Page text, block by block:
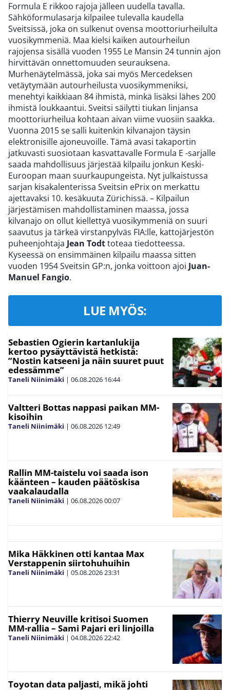
Formula E rikkoo rajoja jälleen uudella tavalla.
Sähköformulasarja kilpailee tulevalla kaudella
Sveitsissä, joka on sulkenut ovensa moottoriurheilulta
vuosikymmeniä. Maa kielsi kaiken autourheilun
rajojensa sisällä vuoden 1955 Le Mansin 24 tunnin ajon
hirvittävän onnettomuuden seurauksena.
Murhenäytelmässä, joka sai myös Mercedeksen
vetäytymään autourheilusta vuosikymmeniksi,
menehtyi kaikkiaan 84 ihmistä, minkä lisäksi lähes 200
ihmistä loukkaantui. Sveitsi säilytti tiukan linjansa
moottoriurheilua kohtaan aivan viime vuosiin saakka.
Vuonna 2015 se salli kuitenkin kilvanajon täysin
elektronisille ajoneuvoille. Tämä avasi takaportin
jatkuvasti suosiotaan kasvattavalle Formula E -sarjalle
saada mahdollisuus järjestää kilpailu jonkun Keski-
Euroopan maan suurkaupungeista. Nyt julkaistussa
sarjan kisakalenterissa Sveitsin ePrix on merkattu
ajettavaksi 10. kesäkuuta Zürichissä. – Kilpailun
järjestämisen mahdollistaminen maassa, jossa
kilvanajo on ollut kiellettyä vuosikymmeniä on suuri
saavutus ja tärkeä virstanpylväs FIA:lle, kattojärjestön
puheenjohtaja Jean Todttoteaa tiedotteessa.
Kyseessä on ensimmäinen kilpailu maassa sitten
vuoden 1954 Sveitsin GP:n, jonka voittoon ajoi Juan-
Manuel Fangio.
LUE MYÖS:
Sebastien Ogierin kartanlukija
kertoo pysäyttävistä hetkistä:
”Nostin katseeni ja näin suuret puut
edessämme”
Taneli Niinimäki | 06.08.2026 16:44
Valtteri Bottas nappasi paikan MM-
kisoihin
Taneli Niinimäki | 06.08.2026 12:49
Rallin MM-taistelu voi saada ison
käänteen – kauden päätöskisa
vaakalaudalla
Taneli Niinimäki | 06.08.202600:07
Mika Häkkinen otti kantaa Max
Verstappenin siirtohuhuihin
Taneli Niinimäki | 05.08.202623:31
Thierry Neuville kritisoi Suomen
MM-rallia – Sami Pajari eri linjoilla
Taneli Niinimäki | 04.08.202622:42
Toyotan data paljasti, mikä johti